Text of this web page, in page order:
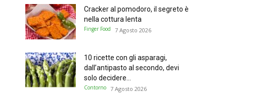
Cracker al pomodoro, il segreto è
nella cottura lenta
Finger Food 7 Agosto 2026
10 ricette con gli asparagi,
dall’antipasto al secondo, devi
solo decidere...
Contorno 7 Agosto 2026